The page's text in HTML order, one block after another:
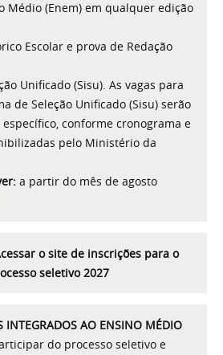
Médio (Enem) em qualquer edição
Escolar e prova de Redação
Unificado (Sisu). As vagas para
de Seleção Unificado (Sisu) serão
conforme cronograma e
pelo Ministério da
a partir do mês de agosto
o site de inscrições para o
seletivo 2027
INTEGRADOS AO ENSINO MÉDIO
do processo seletivo e